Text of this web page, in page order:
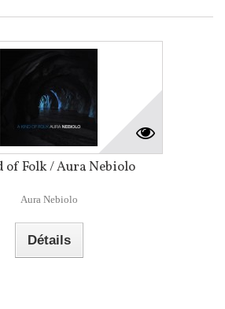
of Folk / Aura Nebiolo
Aura Nebiolo
Détails